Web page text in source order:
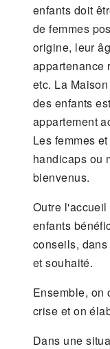
enfants doit
de femmes
origine, leur
appartenance
etc. La
des enfants
appartement
Les femmes
handicaps ou
bienvenus.
Outre
enfants
conseils,
et souhaité.
Ensemble, on
crise et on
Dans une